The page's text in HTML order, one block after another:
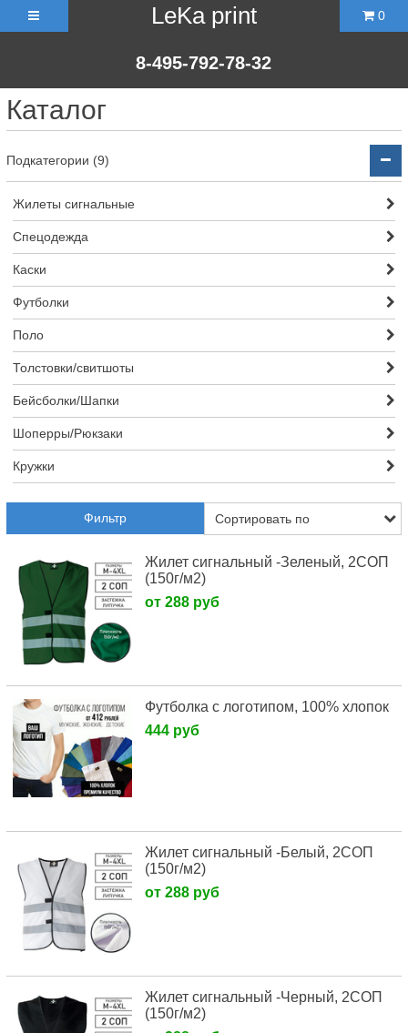
LeKa print
8-495-792-78-32
0
Каталог
Подкатегории (9)
Жилеты сигнальные
Спецодежда
Каски
Футболки
Поло
Толстовки/свитшоты
Бейсболки/Шапки
Шоперры/Рюкзаки
Кружки
Фильтр
Жилет сигнальный -Зеленый, 2СОП
(150г/м2)
от 288 руб
Футболка с логотипом, 100% хлопок
444 руб
Жилет сигнальный -Белый, 2СОП
(150г/м2)
от 288 руб
Жилет сигнальный -Черный, 2СОП
(150г/м2)